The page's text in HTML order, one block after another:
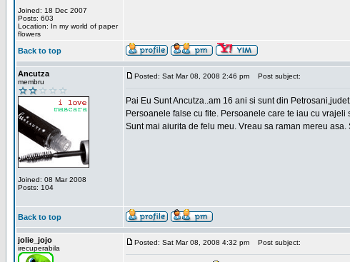
Joined: 18 Dec 2007
Posts: 603
Location: In my world of paper
flowers
Back to top
Ancutza
membru
Joined: 08 Mar 2008
Posts: 104
Posted: Sat Mar 08, 2008 2:46 pm Post subject:
Pai Eu Sunt Ancutza..am 16 ani si sunt din
Persoanele false cu fite. Persoanele care te iau cu
Sunt mai aiurita de felu meu. Vreau sa raman mereu
Back to top
jolie_jojo
irecuperabila
Posted: Sat Mar 08, 2008 4:32 pm Post subject: